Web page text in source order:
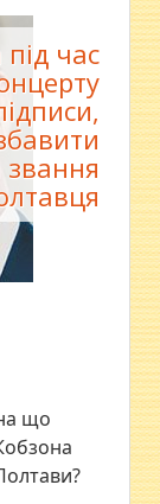
час
що